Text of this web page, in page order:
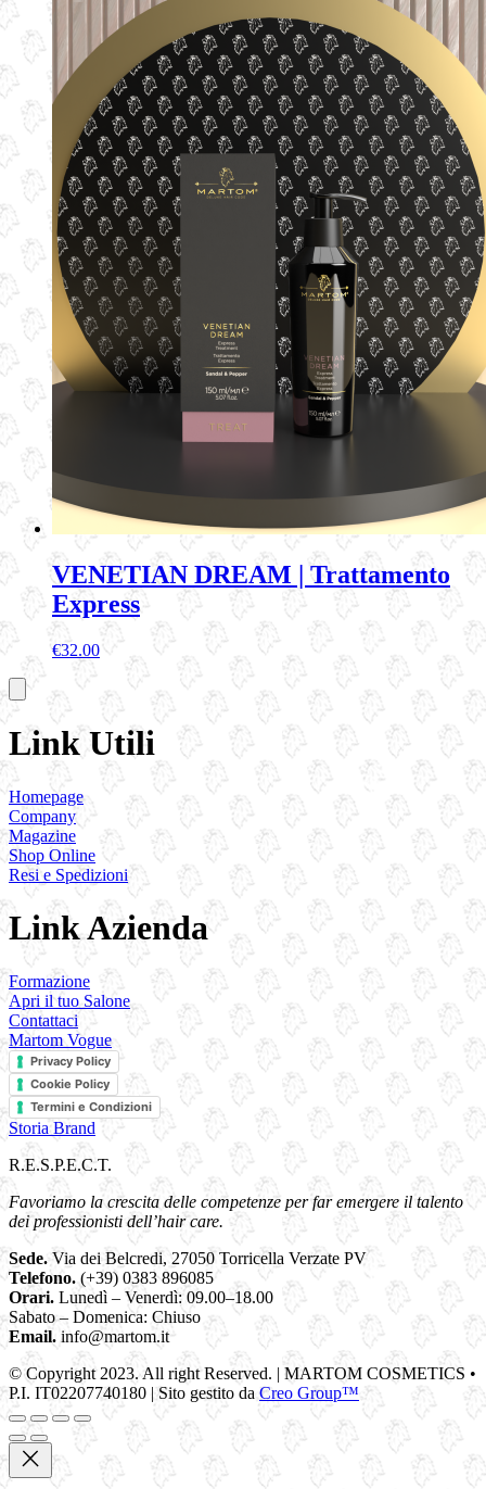
VENETIAN DREAM | Trattamento
Express
€32.00
Link Utili
Homepage
Company
Magazine
Shop Online
Resi e Spedizioni
Link Azienda
Formazione
Apri il tuo Salone
Contattaci
Martom Vogue
Privacy Policy
Cookie Policy
Termini e Condizioni
Storia Brand
R.E.S.P.E.C.T.
Favoriamo la crescita delle competenze per far emergere il talento
dei professionisti dell’hair care.
Sede. Via dei Belcredi, 27050 Torricella Verzate PV
Telefono. (+39) 0383 896085
Orari. Lunedì – Venerdì: 09.00–18.00
Sabato – Domenica: Chiuso
Email. info@martom.it
© Copyright 2023. All right Reserved. | MARTOM COSMETICS •
P.I. IT02207740180 | Sito gestito da Creo Group™